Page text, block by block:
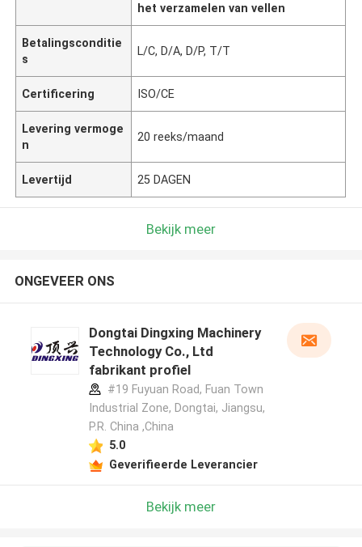
het verzamelen van vellen
Betalingsconditie
s
L/C, D/A, D/P, T/T
Certificering ISO/CE
Levering vermoge
n
20 reeks/maand
Levertijd 25 DAGEN
Bekijk meer
ONGEVEER ONS
Dongtai Dingxing Machinery
Technology Co., Ltd
fabrikant profiel
#19 Fuyuan Road, Fuan Town
Industrial Zone, Dongtai, Jiangsu,
P.R. China ,China
5.0
Geverifieerde Leverancier
Bekijk meer